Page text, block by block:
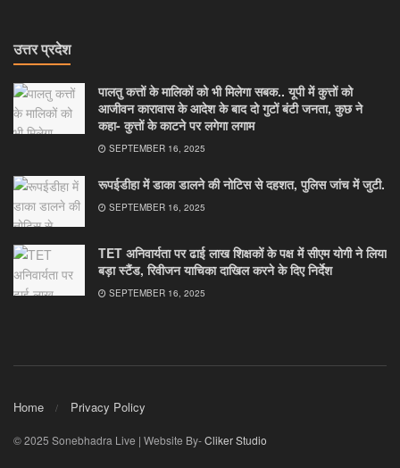
उत्तर प्रदेश
पालतु कत्तों के मालिकों को भी मिलेगा सबक.. यूपी में कुत्तों को
आजीवन कारावास के आदेश के बाद दो गुटों बंटी जनता, कुछ ने
कहा- कुत्तों के काटने पर लगेगा लगाम
SEPTEMBER 16, 2025
रूपईडीहा में डाका डालने की नोटिस से दहशत, पुलिस जांच में जुटी.
SEPTEMBER 16, 2025
TET अनिवार्यता पर ढाई लाख शिक्षकों के पक्ष में सीएम योगी ने लिया
बड़ा स्टैंड, रिवीजन याचिका दाखिल करने के दिए निर्देश
SEPTEMBER 16, 2025
Home Privacy Policy
© 2025 Sonebhadra Live | Website By-Cliker Studio